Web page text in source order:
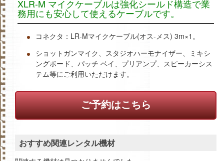
XLR-M マイクケーブルは強化シールド構造で業
務用にも安心して使えるケーブルです。
コネクタ：LR-Mマイクケーブル(オス-メス) 3m×1。
ショットガンマイク、スタジオハーモナイザー、ミキシ
ングボード、パッチ ベイ、プリアンプ、スピーカーシス
テム等にご利用いただけます。
ご予約はこちら
おすすめ関連レンタル機材